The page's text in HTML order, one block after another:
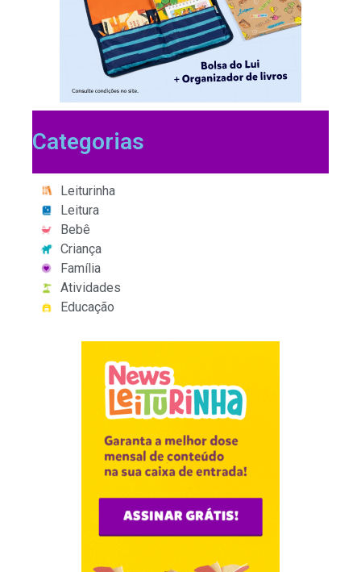
Categorias
Leiturinha
Leitura
Bebê
Criança
Família
Atividades
Educação